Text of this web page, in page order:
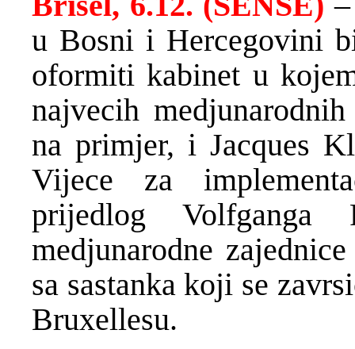
u Bosni i Hercegovini
oformiti kabinet u
najvecih
na primjer, i Jacques
Vijece za
prijedlog Volfganga
medjunarodne
sa sastanka koji se
Bruxellesu.